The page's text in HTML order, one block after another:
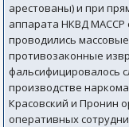
арестованы) и при
аппарата НКВД МАССР
проводились
противозаконные
фальсифицировалось
производстве
Красовский и Пронин
оперативных